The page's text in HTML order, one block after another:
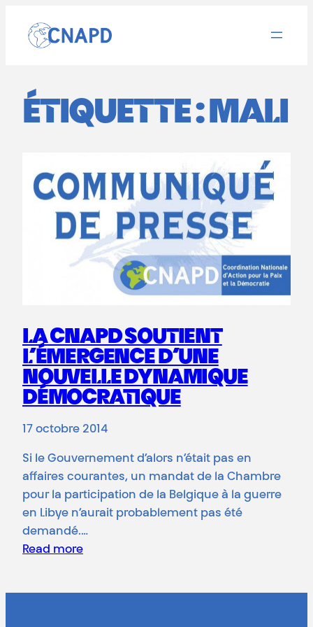
contenu
ÉTIQUETTE :MALI
LA CNAPD SOUTIENT
L’ÉMERGENCE D’UNE
NOUVELLE DYNAMIQUE
DÉMOCRATIQUE
17 octobre 2014
Si le Gouvernement d’alors n’était pas en
affaires courantes, un mandat de la Chambre
pour la participation de la Belgique à la guerre
en Libye n’aurait probablement pas été
demandé.…
Read more